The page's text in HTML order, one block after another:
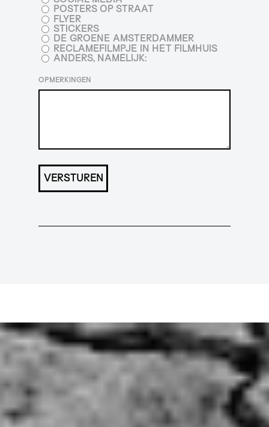
POSTERS OP STRAAT
FLYER
STICKERS
DE GROENE AMSTERDAMMER
RECLAMEFILMPJE IN HET FILMHUIS
ANDERS, NAMELIJK:
OPMERKINGEN